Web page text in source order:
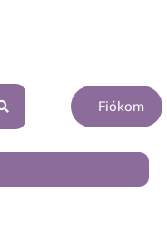
Fiókom